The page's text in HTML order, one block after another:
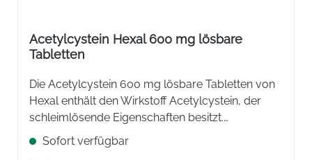
Acetylcystein Hexal 600 mg lösbare
Tabletten
Die Acetylcystein 600 mg lösbare Tabletten von
Hexal enthält den Wirkstoff Acetylcystein, der
schleimlösende Eigenschaften besitzt.
Acetylcystein wirkt spezifisch auf jene
Bestandteile des Schleims ein, die ihn dickflüssig
Sofort verfügbar